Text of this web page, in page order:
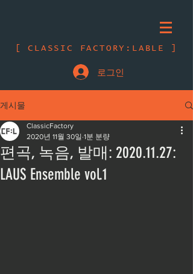
[ CLASSIC FACTORY:LABLE ]
로그인
게시물
편곡, 녹음, 발매: 2020.11.27:
LAUS Ensemble vol.1
ClassicFactory
2020년 11월 30일 1분 분량